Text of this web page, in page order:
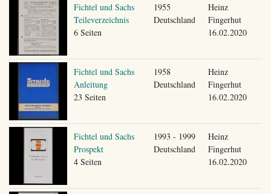
Fichtel und Sachs
Teileverzeichnis
6 Seiten
1955
Deutschland
Heinz
Fingerhut
16.02.2020
Fichtel und Sachs
Anleitung
23 Seiten
1958
Deutschland
Heinz
Fingerhut
16.02.2020
Fichtel und Sachs
Prospekt
4 Seiten
1993 - 1999
Deutschland
Heinz
Fingerhut
16.02.2020